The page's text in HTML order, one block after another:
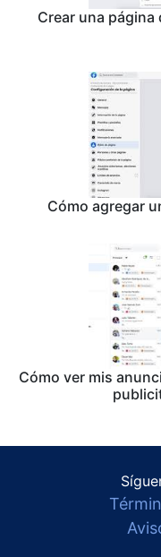
Crear una página
Cómo agregar
Cómo ver mis